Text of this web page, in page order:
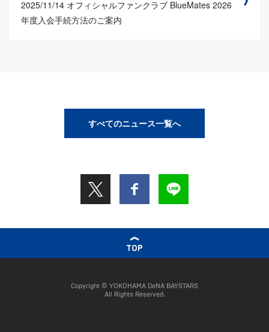
2025/11/14 オフィシャルファンクラブ BlueMates 2026
年度入会手続方法のご案内
すべてのニュース一覧へ
TOP
Copyright © YOKOHAMA DeNA BAYSTARS
All Rights Reserved.